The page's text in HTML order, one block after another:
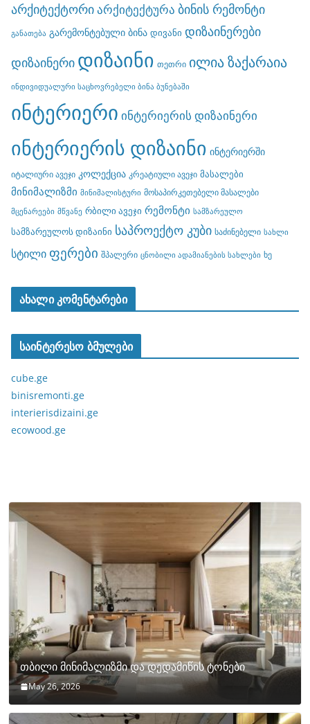
არქიტექტორიარქიტექტურა ბინის რემონტი
განათება გარემონტებული ბინა დივანი დიზაინერები
დიზაინერი დიზაინი თეთრი ილია ზაქარაია
ინდივიდუალური საცხოვრებელი ბინა ბუნებაში
ინტერიერი ინტერიერის დიზაინერი
ინტერიერის დიზაინი ინტერიერში
იტალიური ავეჯი კოლექცია კრეატიული ავეჯი მასალები
მინიმალიზმი მინიმალისტური მოსაპირკეთებელი მასალები
მცენარეები მწვანე რბილი ავეჯი რემონტი სამზარეულო
სამზარეულოს დიზაინი საპროექტო კუბი საძინებელი სახლი
სტილი ფერები შპალერი ცნობილი ადამიანების სახლები ხე
ახალი კომენტარები
საინტერესო ბმულები
cube.ge
binisremonti.ge
interierisdizaini.ge
ecowood.ge
თბილი მინიმალიზმი და დედამიწის ტონები
May 26, 2026